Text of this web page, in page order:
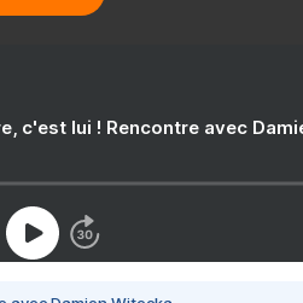
c'est lui ! Rencontre avec